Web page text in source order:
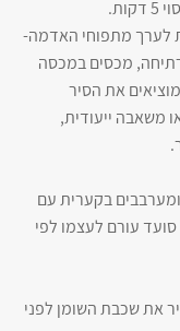
לערך מתפוחי האדמה-
מכסים במכסה
בשעה מוציאים את הסיר
משאבה ייעודית,
בקערית עם
עורם לעצמו לפי
את שכבת השומן לפני